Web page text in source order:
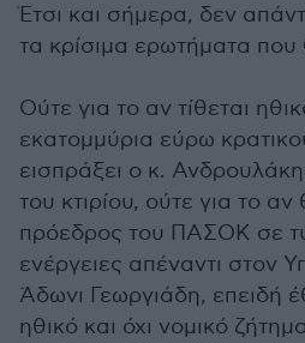
Έτσι και σήμερα, δεν
τα κρίσιμα ερωτήματα
Ούτε για το αν τίθεται
εκατομμύρια εύρω
εισπράξει ο κ.
του κτιρίου, ούτε για το
πρόεδρος του ΠΑΣΟΚ σε
ενέργειες απέναντι στον
Άδωνι Γεωργιάδη, επειδή
ηθικό και όχι νομικό